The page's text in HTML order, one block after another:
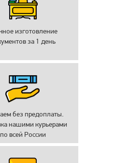
изготовление
за 1 день
без предоплаты.
нашими курьерами
по всей России